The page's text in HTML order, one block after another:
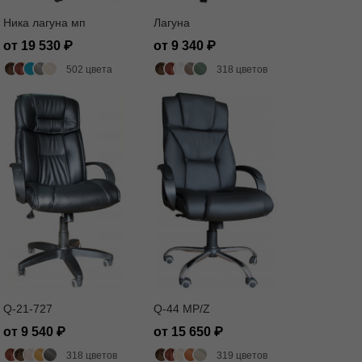
Ника лагуна мп
от 19 530
502 цвета
Лагуна
от 9 340
318 цветов
Q-21-727
от 9 540
318 цветов
Q-44 MP/Z
от 15 650
319 цветов